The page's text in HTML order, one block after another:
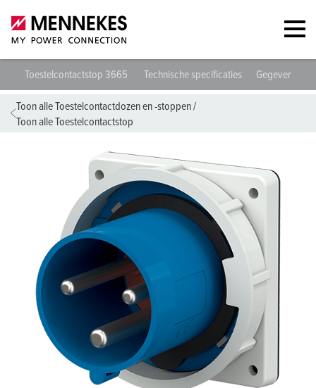
Toestelcontactstop 3665 Technische specificaties
Toon alle Toestelcontactdozen en -stoppen/
Toon alle Toestelcontactstop